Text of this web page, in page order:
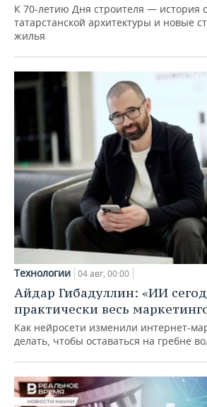
К 70-летию Дня строителя — история
татарстанской архитектуры и новые
жилья
Технологии 04 авг, 00:00
Айдар Гибадуллин: «ИИ
практически весь
Как нейросети изменили интернет-
делать, чтобы оставаться на гребне